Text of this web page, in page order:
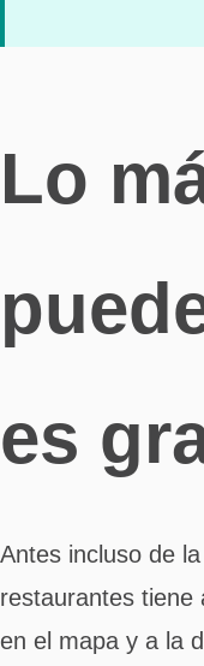
Lo
es
Antes incluso de
restaurantes tiene
en el mapa y a la